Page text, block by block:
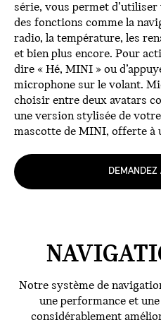
série, vous permet
des fonctions comme la
radio, la température, les
et bien plus encore. Pour
dire « Hé, MINI » ou
microphone sur le volant.
choisir entre deux avatars
une version stylisée de
mascotte de MINI, offerte à
DEMANDEZ
Notre système de
une performance et
considérablement